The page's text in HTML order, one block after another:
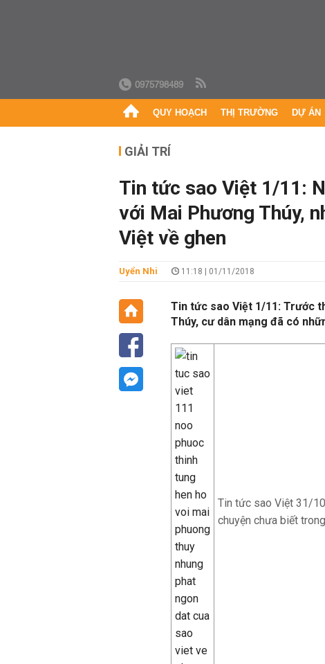
0975798489
QUY HOẠCH THỊ TRƯỜNG DỰ ÁN
GIẢI TRÍ
Tin tức sao Việt 1/11:
với Mai Phương Thúy,
Việt về ghen
Uyển Nhi 11:18 | 01/11/2018
Tin tức sao Việt 1/11: Trước
Thúy, cư dân mạng đã có
Tin tức sao Việt 31/
chuyện chưa biết